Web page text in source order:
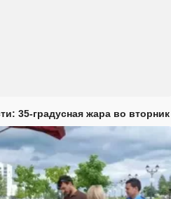
35-градусная жара во вторник